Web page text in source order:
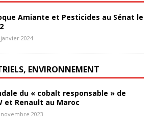
Amiante et Pesticides au Sénat le
2024
ENVIRONNEMENT
du « cobalt responsable » de
et Renault au Maroc
novembre 2023